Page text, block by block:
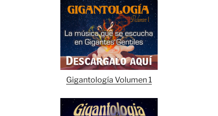
Gigantología Volumen 1